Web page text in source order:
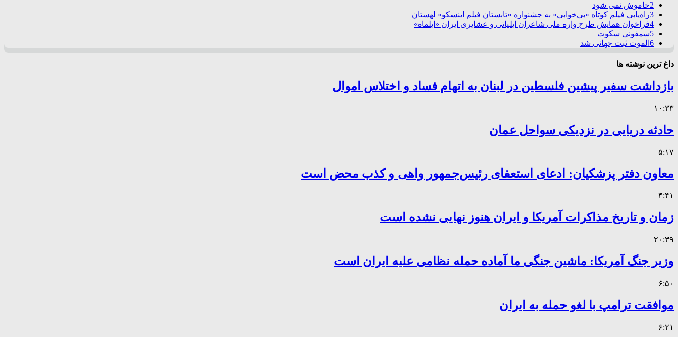
2خاموش نمی شود
3راه‌یابی فیلم کوتاه «بی‌خوابی» به جشنواره «تابستان فیلم اینسکو» لهستان
4فراخوان همایش طرح واره ملی شاعران ایلیاتی و عشایری ایران «ایلماه»
5سمفونی سکوت
6 الموت ثبت جهانی شد
داغ ترین نوشته ها
بازداشت سفیر پیشین فلسطین در لبنان به اتهام فساد و اختلاس اموال
۱۰:۳۳
حادثه دریایی در نزدیکی سواحل عمان
۵:۱۷
معاون دفتر پزشکیان: ادعای استعفای رئیس‌جمهور واهی و کذب محض است
۴:۴۱
زمان و تاریخ مذاکرات آمریکا و ایران هنوز نهایی نشده است
۲۰:۳۹
وزیر جنگ آمریکا: ماشین جنگی ما آماده حمله نظامی علیه ایران است
۶:۵۰
موافقت ترامپ با لغو حمله به ایران
۶:۲۱